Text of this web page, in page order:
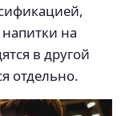
на
в другой
отдельно.